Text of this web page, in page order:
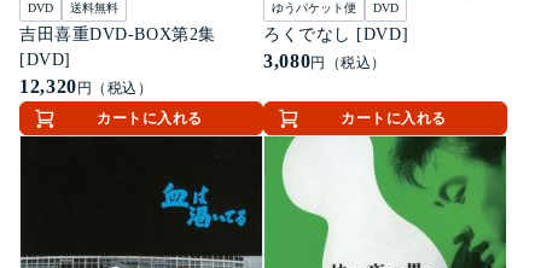
DVD 送料無料
吉田喜重DVD-BOX第2集
[DVD]
12,320 円（税込）
カートに入れる
ゆうパケット便 DVD
ろくでなし [DVD]
3,080円（税込）
カートに入れる